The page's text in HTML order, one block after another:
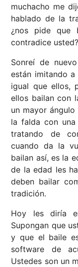
muchacho me
hablado de la
¿nos pide que
contradice
Sonreí de
están imitando
igual que ellos,
ellos bailan con
un mayor
la falda con
tratando de
cuando da la
bailan así, es la
de la edad les
deben bailar
tradición.
Hoy les diría
Supongan que
y que el baile
software de
Ustedes son un